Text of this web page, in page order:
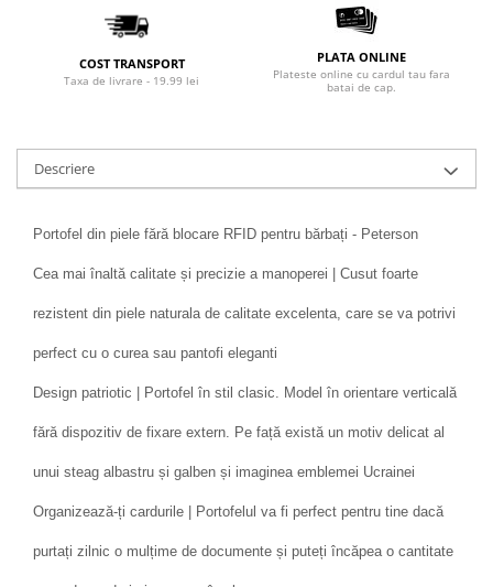
COST TRANSPORT
Taxa de livrare - 19.99 lei
PLATA ONLINE
Plateste online cu cardul tau fara
batai de cap.
Descriere
Portofel din piele fără blocare RFID pentru bărbați - Peterson
Cea mai înaltă calitate și precizie a manoperei | Cusut foarte
rezistent din piele naturala de calitate excelenta, care se va potrivi
perfect cu o curea sau pantofi eleganti
Design patriotic | Portofel în stil clasic. Model în orientare verticală
fără dispozitiv de fixare extern. Pe față există un motiv delicat al
unui steag albastru și galben și imaginea emblemei Ucrainei
Organizează-ți cardurile | Portofelul va fi perfect pentru tine dacă
purtați zilnic o mulțime de documente și puteți încăpea o cantitate